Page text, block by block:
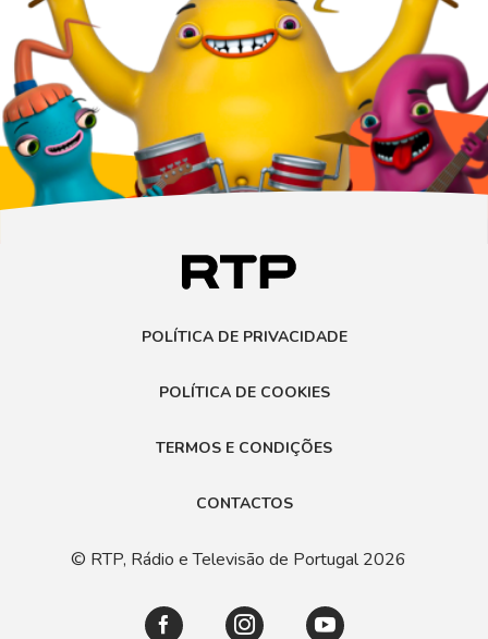
POLÍTICA DE PRIVACIDADE
POLÍTICA DE COOKIES
TERMOS E CONDIÇÕES
CONTACTOS
© RTP, Rádio e Televisão de Portugal 2026